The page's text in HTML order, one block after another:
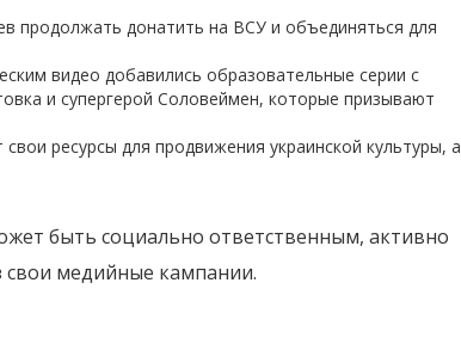
продолжать донатить на ВСУ и объединяться для
видео добавились образовательные серии с
и супергерой Соловеймен, которые призывают
ресурсы для продвижения украинской культуры, а
быть социально ответственным, активно
медийные кампании.